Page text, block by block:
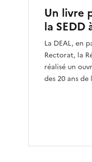
Un livre
la SEDD
La DEAL, en
Rectorat, la
réalisé un
des 20 ans de